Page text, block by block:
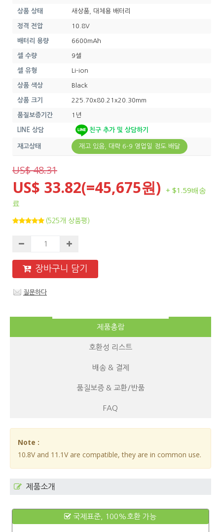
상품 상태 새상품, 대체용 배터리
정격 전압 10.8V
배터리 용량 6600mAh
셀 수량 9셀
셀 유형 Li-ion
상품 색상 Black
상품 크기 225.70x80.21x20.30mm
품질보증기간 1년
LINE 상담 친구 추가 및 상담하기
재고상태 재고 있음, 대략 6-9 영업일 정도 배달
US$ 48.31
US$ 33.82(=45,675원) + $1.59배송
료
(525개 상품평)
장바구니 담기
질문하다
제품총람
호환성 리스트
배송 & 결제
품질보증 & 교환/반품
FAQ
Note :
10.8V and 11.1V are compatible, they are in common use.
제품소개
국제표준, 100%호환 가능